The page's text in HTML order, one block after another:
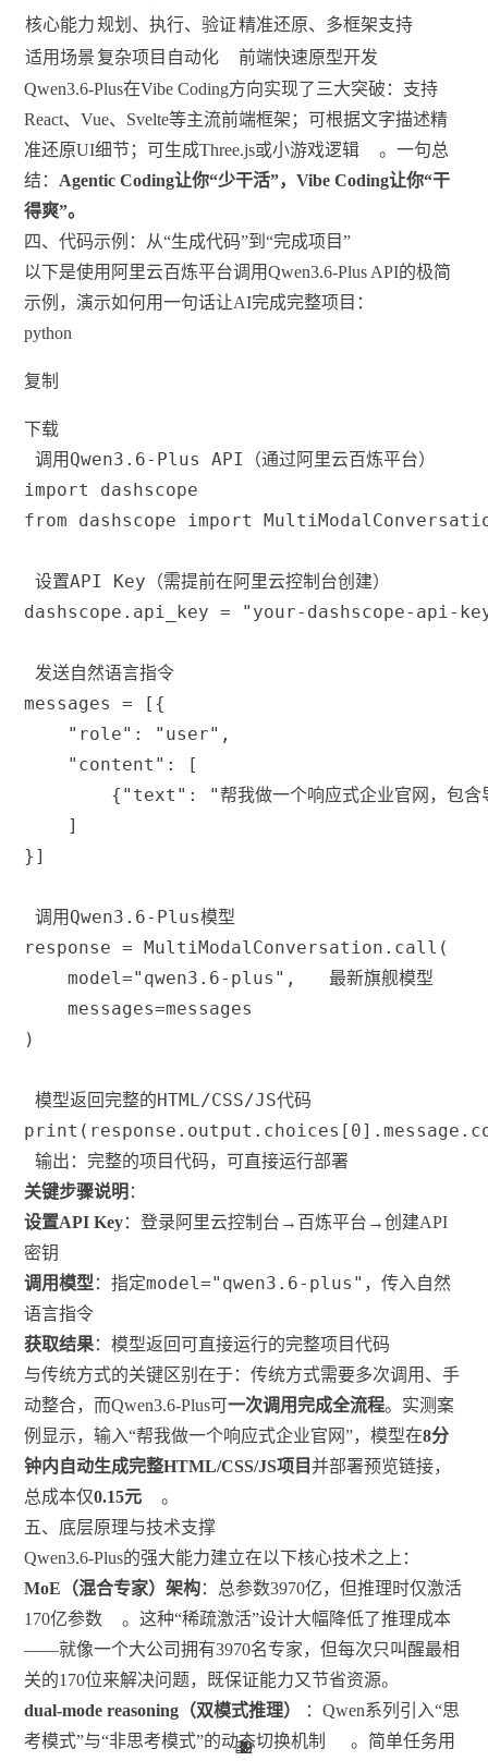
2
核心能力 规划、执行、验证 精准还原、多框架支持
适用场景 复杂项目自动化
前端快速原型开发
Qwen3.6-Plus在Vibe Coding方向实现了三大突破：支持
React、Vue、Svelte等主流前端框架；可根据文字描述精
准还原UI细节；可生成Three.js或小游戏逻辑
2
。一句总
结： Agentic Coding让你“少干活”，Vibe Coding让你“干
得爽”。
四、代码示例：从“生成代码”到“完成项目”
以下是使用阿里云百炼平台调用Qwen3.6-Plus API的极简
示例，演示如何用一句话让AI完成完整项目：
python
复制
下载
调用Qwen3.6-Plus API（通过阿里云百炼平台）
import
dashscope
from dashscope import
设置API Key（需提前在阿里云控制台创建）
dashscope . api_key = "your-dashscope-api-
发送自然语言指令
messages = [ {
"role" : "user" ,
"content" :
[
{ "text" :
"帮我做一个响应式企业官网，包
]
} ]
调用Qwen3.6-Plus模型
response = MultiModalConversation . call (
    model
="qwen3.6-plus" ,
最新旗舰模型
    messages
=messages
)
模型返回完整的HTML/CSS/JS代码
print ( response . output . choices [ 0] .message .
输出：完整的项目代码，可直接运行部署
关键步骤说明 ：
设置API Key：登录阿里云控制台→百炼平台→创建API
密钥
调用模型 ：指定model="qwen3.6-plus" ，传入自然
语言指令
获取结果：模型返回可直接运行的完整项目代码
与传统方式的关键区别在于：传统方式需要多次调用、手
动整合，而Qwen3.6-Plus可一次调用完成全流程。实测案
例显示，输入“帮我做一个响应式企业官网”，模型在8分
钟内自动生成完整HTML/CSS/JS项目并部署预览链接，
总成本仅0.15元
2
。
五、底层原理与技术支撑
Qwen3.6-Plus的强大能力建立在以下核心技术之上：
MoE（混合专家）架构：总参数3970亿，但推理时仅激活
170亿参数
2
。这种“稀疏激活”设计大幅降低了推理成本
——就像一个大公司拥有3970名专家，但每次只叫醒最相
关的170位来解决问题，既保证能力又节省资源。
dual-mode reasoning（双模式推理）
：Qwen系列引入“思
考模式”与“非思考模式”的动态切换机制
32
。简单任务用
1
1
32
49
6